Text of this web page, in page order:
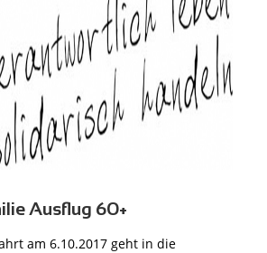
Ausflug 60+
am 6.10.2017 geht in die